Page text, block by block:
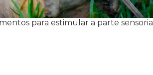
para estimular a parte sensorial